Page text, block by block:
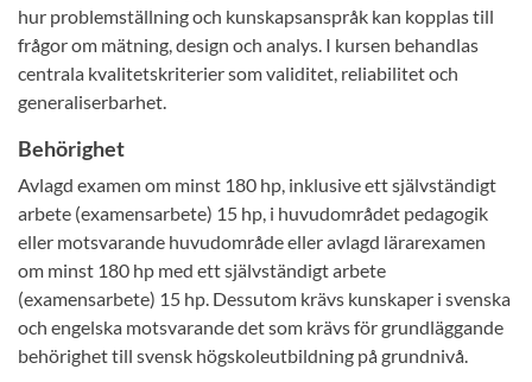
hur problemställning och kunskapsanspråk kan kopplas till
frågor om mätning, design och analys. I kursen behandlas
centrala kvalitetskriterier som validitet, reliabilitet och
generaliserbarhet.
Behörighet
Avlagd examen om minst 180 hp, inklusive ett självständigt
arbete (examensarbete) 15 hp, i huvudområdet pedagogik
eller motsvarande huvudområde eller avlagd lärarexamen
om minst 180 hp med ett självständigt arbete
(examensarbete) 15 hp. Dessutom krävs kunskaper i svenska
och engelska motsvarande det som krävs för grundläggande
behörighet till svensk högskoleutbildning på grundnivå.